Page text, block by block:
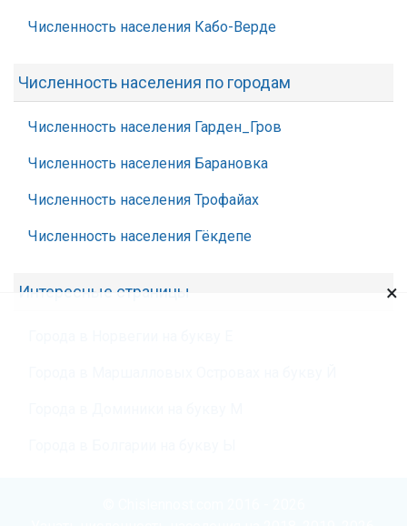
Численность населения Кабо-Верде
Численность населения по городам
Численность населения Гарден_Гров
Численность населения Барановка
Численность населения Трофайах
Численность населения Гёкдепе
Интересные страницы ×